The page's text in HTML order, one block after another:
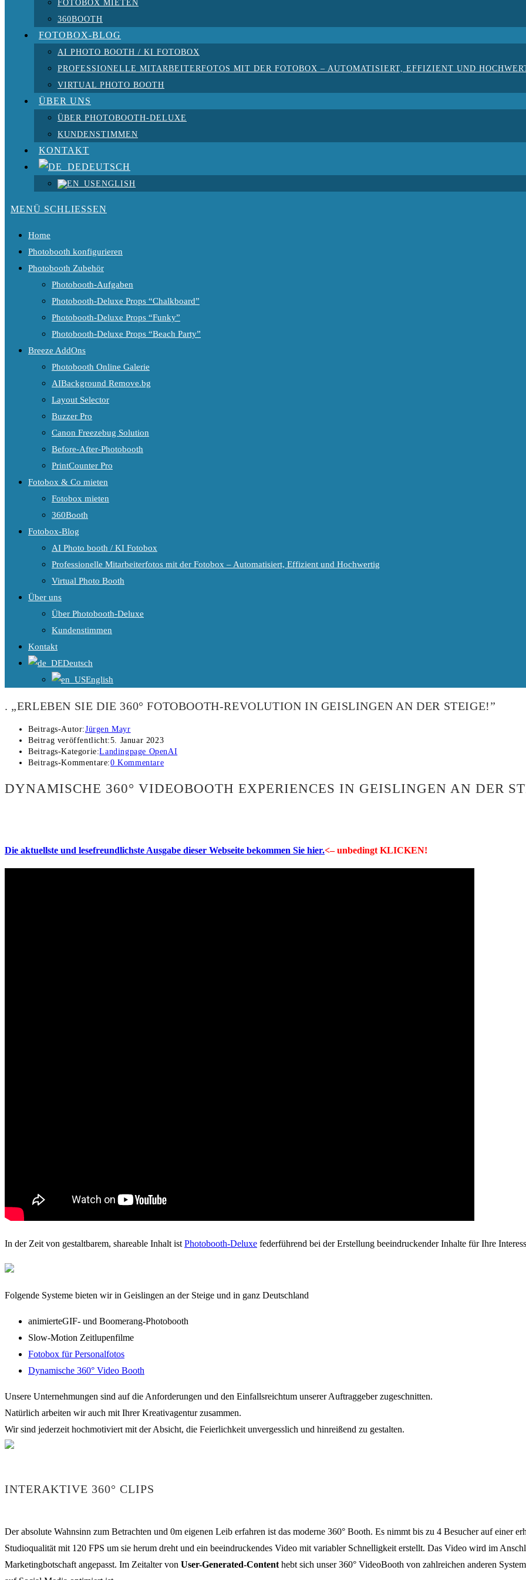
FOTOBOX MIETEN
360BOOTH
FOTOBOX-BLOG
AI PHOTO BOOTH / KI FOTOBOX
PROFESSIONELLE MITARBEITERFOTOS MIT DER FOTOBOX – AUTOMATISIERT, EFFIZIENT UND
VIRTUAL PHOTO BOOTH
ÜBER UNS
ÜBER PHOTOBOOTH-DELUXE
KUNDENSTIMMEN
KONTAKT
DEUTSCH
ENGLISH
MENÜ SCHLIESSEN
Home
Photobooth konfigurieren
Photobooth Zubehör
Photobooth-Aufgaben
Photobooth-Deluxe Props “Chalkboard”
Photobooth-Deluxe Props “Funky”
Photobooth-Deluxe Props “Beach Party”
Breeze AddOns
Photobooth Online Galerie
AIBackground Remove.bg
Layout Selector
Buzzer Pro
Canon Freezebug Solution
Before-After-Photobooth
PrintCounter Pro
Fotobox & Co mieten
Fotobox mieten
360Booth
Fotobox-Blog
AI Photo booth / KI Fotobox
Professionelle Mitarbeiterfotos mit der Fotobox – Automatisiert, Effizient und Hochwertig
Virtual Photo Booth
Über uns
Über Photobooth-Deluxe
Kundenstimmen
Kontakt
Deutsch
English
. „ERLEBEN SIE DIE 360° FOTOBOOTH-REVOLUTION IN GEISLINGEN AN DER STEIGE!”
Beitrags-Autor:Jürgen Mayr
Beitrag veröffentlicht:5. Januar 2023
Beitrags-Kategorie:Landingpage OpenAI
Beitrags-Kommentare:0 Kommentare
DYNAMISCHE 360° VIDEOBOOTH EXPERIENCES IN GEISLINGEN AN DER
Die aktuellste und lesefreundlichste Ausgabe dieser Webseite bekommen Sie hier.<– unbedingt KLICKEN!
In der Zeit von gestaltbarem, shareable Inhalt ist Photobooth-Deluxe federführend bei der Erstellung beeindruckender Inhalte für Ihre
Folgende Systeme bieten wir in Geislingen an der Steige und in ganz Deutschland
animierteGIF- und Boomerang-Photobooth
Slow-Motion Zeitlupenfilme
Fotobox für Personalfotos
Dynamische 360° Video Booth
Unsere Unternehmungen sind auf die Anforderungen und den Einfallsreichtum unserer Auftraggeber zugeschnitten.
Natürlich arbeiten wir auch mit Ihrer Kreativagentur zusammen.
Wir sind jederzeit hochmotiviert mit der Absicht, die Feierlichkeit unvergesslich und hinreißend zu gestalten.
INTERAKTIVE 360° CLIPS
Der absolute Wahnsinn zum Betrachten und 0m eigenen Leib erfahren ist das moderne 360° Booth. Es nimmt bis zu 4 Besucher auf einer
Studioqualität mit 120 FPS um sie herum dreht und ein beeindruckendes Video mit variabler Schnelligkeit erstellt. Das Video wird im
Marketingbotschaft angepasst. Im Zeitalter von User-Generated-Content hebt sich unser 360° VideoBooth von zahlreichen anderen